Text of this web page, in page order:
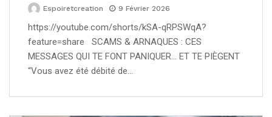
Espoiretcreation 9 Février 2026
https://youtube.com/shorts/kSA-qRPSWqA?
feature=share SCAMS & ARNAQUES : CES
MESSAGES QUI TE FONT PANIQUER… ET TE PIÈGENT
“Vous avez été débité de…